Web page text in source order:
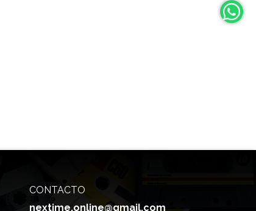
CONTACTO
nextime.online@gmail.com